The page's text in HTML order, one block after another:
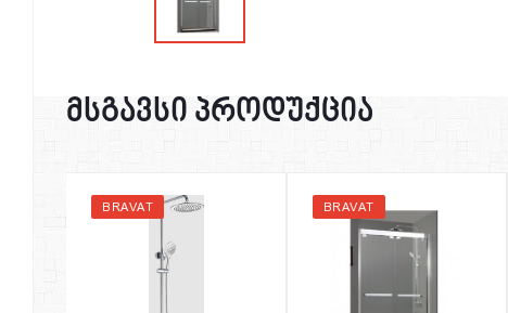
მსგავსი პროდუქცია
BRAVAT BRAVAT